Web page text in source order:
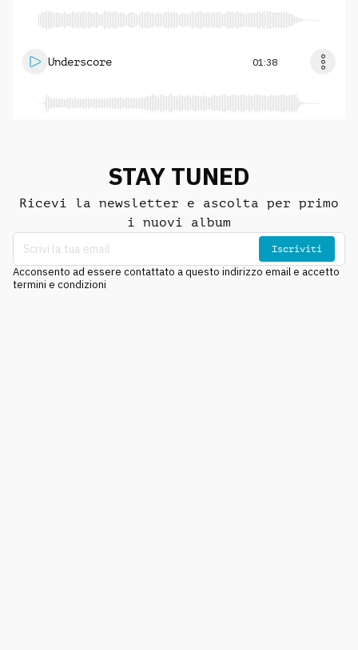
Underscore 01:38
STAY TUNED
Ricevi la newsletter e ascolta per primo
i nuovi album
Iscriviti
Acconsento ad essere contattato a questo indirizzo email e accetto
termini e condizioni